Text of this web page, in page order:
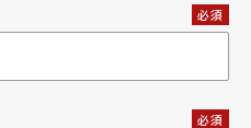
必須
必須